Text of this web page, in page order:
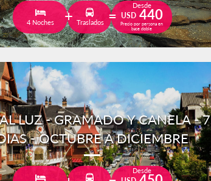
4 Noches Traslados
Desde
USD440
Precio por persona en
base doble
LUZ - GRAMADO Y CANELA - 7
- OCTUBRE A DICIEMBRE
Desde